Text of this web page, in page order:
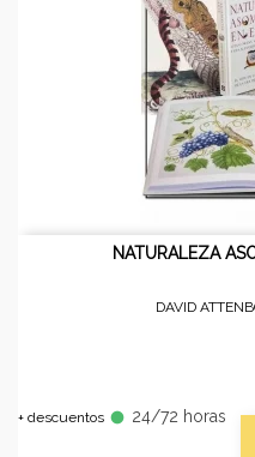
NATURALEZA
DAVID
+ descuentos fiber_manual_record 24/72 horas